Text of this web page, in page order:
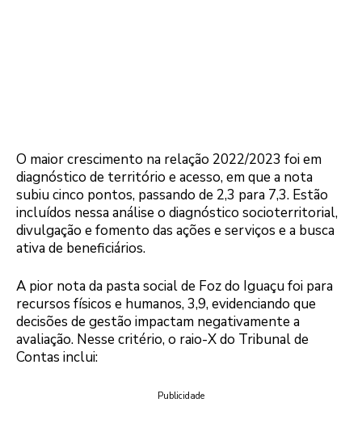
O maior crescimento na relação 2022/2023 foi em
diagnóstico de território e acesso, em que a nota
subiu cinco pontos, passando de 2,3 para 7,3. Estão
incluídos nessa análise o diagnóstico socioterritorial,
divulgação e fomento das ações e serviços e a busca
ativa de beneficiários.
A pior nota da pasta social de Foz do Iguaçu foi para
recursos físicos e humanos, 3,9, evidenciando que
decisões de gestão impactam negativamente a
avaliação. Nesse critério, o raio-X do Tribunal de
Contas inclui:
Publicidade